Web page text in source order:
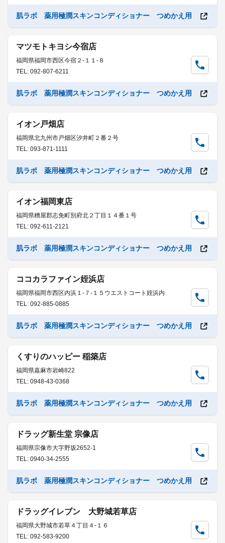
肌ラボ 薬用極潤スキンコンディショナー つめかえ用
マツモトキヨシ今宿店
福岡県福岡市西区今宿２-１１-８
TEL: 092-807-6211
肌ラボ 薬用極潤スキンコンディショナー つめかえ用
イオン戸畑店
福岡県北九州市戸畑区汐井町２番２号
TEL: 093-871-1111
肌ラボ 薬用極潤スキンコンディショナー つめかえ用
イオン福岡東店
福岡県糟屋郡志免町別府北２丁目１４番１号
TEL: 092-611-2121
肌ラボ 薬用極潤スキンコンディショナー つめかえ用
ココカラファイン姪浜店
福岡県福岡市西区内浜１-７-１５ウエストコート姪浜内
TEL: 092-885-0885
肌ラボ 薬用極潤スキンコンディショナー つめかえ用
くすりのハッピー 稲築店
福岡県嘉麻市岩崎822
TEL: 0948-43-0368
肌ラボ 薬用極潤スキンコンディショナー つめかえ用
ドラッグ新生堂 宗像店
福岡県宗像市大字野坂2652-1
TEL: 0940-34-2555
肌ラボ 薬用極潤スキンコンディショナー つめかえ用
ドラッグイレブン 大野城若草店
福岡県大野城市若草４丁目４-１６
TEL: 092-583-9200